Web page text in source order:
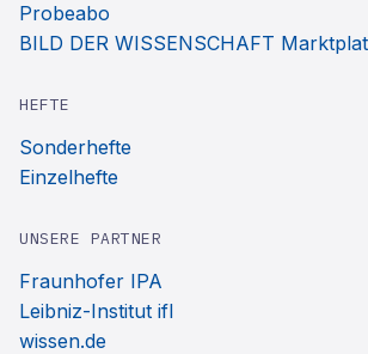
Probeabo
BILD DER WISSENSCHAFT
HEFTE
Sonderhefte
Einzelhefte
UNSERE PARTNER
Fraunhofer IPA
Leibniz-Institut ifl
wissen.de